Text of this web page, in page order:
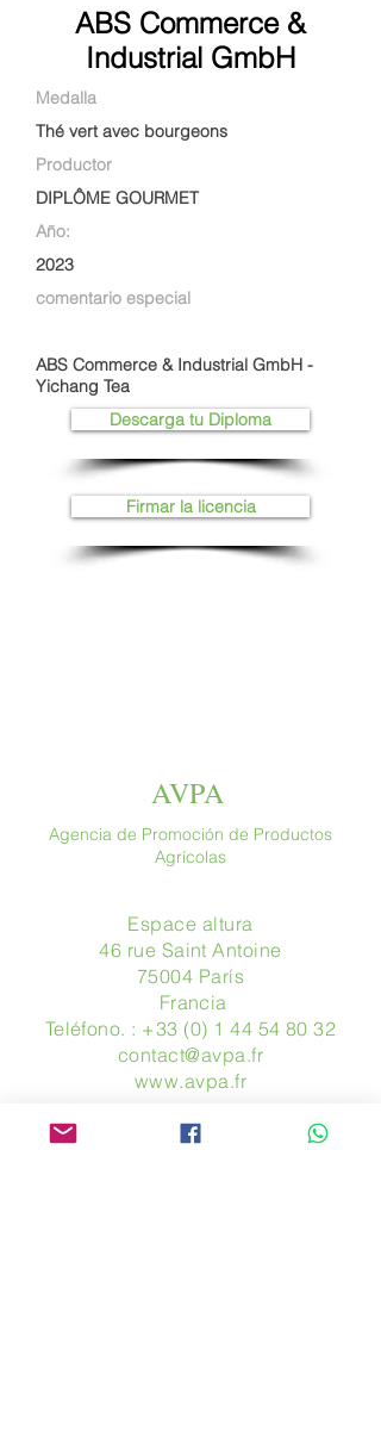
ABS Commerce &
Industrial GmbH
Medalla
Thé vert avec bourgeons
Productor
DIPLÔME GOURMET
Año:
2023
comentario especial
ABS Commerce & Industrial GmbH -
Yichang Tea
Descarga tu Diploma
Firmar la licencia
AVPA
Agencia de Promoción de Productos
Agrícolas
Espace altura
46 rue Saint Antoine
75004 París
​ Francia
Teléfono. : +33 (0) 1 44 54 80 32
contact@avpa.fr
www.avpa.fr